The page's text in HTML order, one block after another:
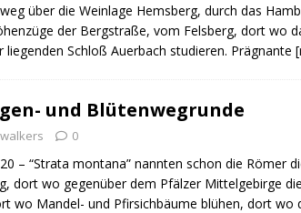
über die Weinlage Hemsberg, durch das
der Bergstraße, vom Felsberg, dort wo
Schloß Auerbach studieren. Prägnante
und Blütenwegrunde
0
– “Strata montana” nannten schon die Römer
dort wo gegenüber dem Pfälzer Mittelgebirge
wo Mandel- und Pfirsichbäume blühen, dort wo